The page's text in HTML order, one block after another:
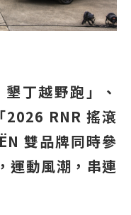
丁越野跑」、
2026 RNR 搖滾
雙品牌同時參
運動風潮，串連